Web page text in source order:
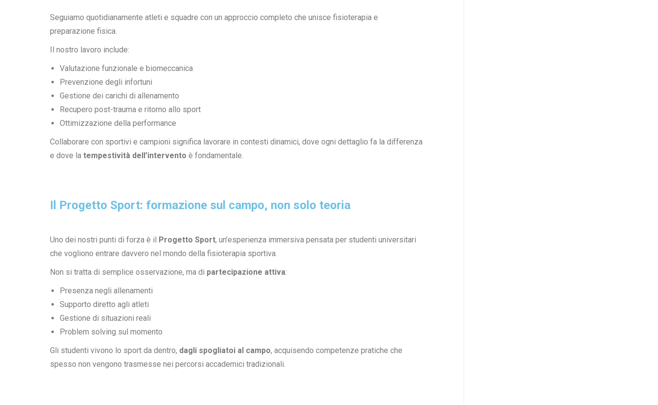
Seguiamo quotidianamente atleti e squadre con un approccio completo che unisce fisioterapia e
preparazione fisica.
Il nostro lavoro include:
Valutazione funzionale e biomeccanica
Prevenzione degli infortuni
Gestione dei carichi di allenamento
Recupero post-trauma e ritorno allo sport
Ottimizzazione della performance
Collaborare con sportivi e campioni significa lavorare in contesti dinamici, dove ogni dettaglio fa la differenza
e dove la tempestività dell’intervento è fondamentale.
Il Progetto Sport: formazione sul campo, non solo teoria
Uno dei nostri punti di forza è il Progetto Sport, un’esperienza immersiva pensata per studenti universitari
che vogliono entrare davvero nel mondo della fisioterapia sportiva.
Non si tratta di semplice osservazione, ma di partecipazione attiva:
Presenza negli allenamenti
Supporto diretto agli atleti
Gestione di situazioni reali
Problem solving sul momento
Gli studenti vivono lo sport da dentro, dagli spogliatoi al campo, acquisendo competenze pratiche che
spesso non vengono trasmesse nei percorsi accademici tradizionali.